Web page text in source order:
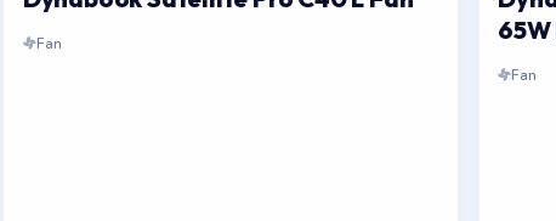
Fan
65W
Fan